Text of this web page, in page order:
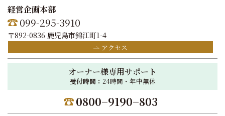
経営企画本部
099-295-3910
〒892-0836 鹿児島市錦江町1-4
アクセス
オーナー様専用サポート
受付時間： 24時間・年中無休
0800−9190−803